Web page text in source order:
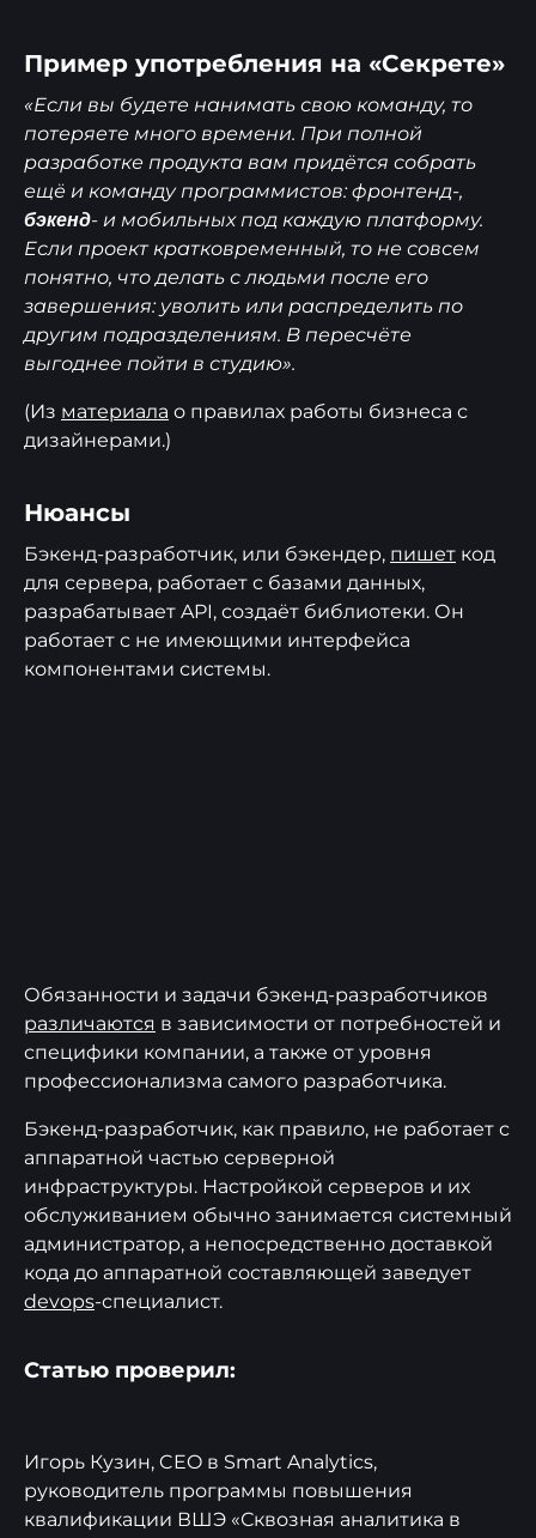
Пример употребления на «Секрете»
«Если вы будете нанимать свою команду, то
потеряете много времени. При полной
разработке продукта вам придётся собрать
ещё и команду программистов: фронтенд-,
бэкенд- и мобильных под каждую платформу.
Если проект кратковременный, то не совсем
понятно, что делать с людьми после его
завершения: уволить или распределить по
другим подразделениям. В пересчёте
выгоднее пойти в студию».
(Из материала о правилах работы бизнеса с
дизайнерами.)
Нюансы
Бэкенд-разработчик, или бэкендер, пишет код
для сервера, работает с базами данных,
разрабатывает API, создаёт библиотеки. Он
работает с не имеющими интерфейса
компонентами системы.
Обязанности и задачи бэкенд-разработчиков
различаются в зависимости от потребностей и
специфики компании, а также от уровня
профессионализма самого разработчика.
Бэкенд-разработчик, как правило, не работает с
аппаратной частью серверной
инфраструктуры. Настройкой серверов и их
обслуживанием обычно занимается системный
администратор, а непосредственно доставкой
кода до аппаратной составляющей заведует
devops-специалист.
Статью проверил:
Игорь Кузин, CEO в Smart Analytics,
руководитель программы повышения
квалификации ВШЭ «Сквозная аналитика в